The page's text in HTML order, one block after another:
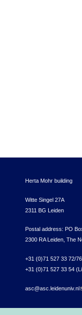
Herta Mohr building
Witte Singel 27A
2311 BG Leiden
Postal address: PO
2300 RA Leiden, The
+31 (0)71 527 33 72/76
+31 (0)71 527 33 54
asc@asc.leidenuniv.nl